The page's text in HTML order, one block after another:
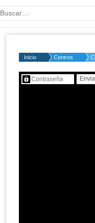
Palabra o frase:
Inicio Centros
Contenido protegido…